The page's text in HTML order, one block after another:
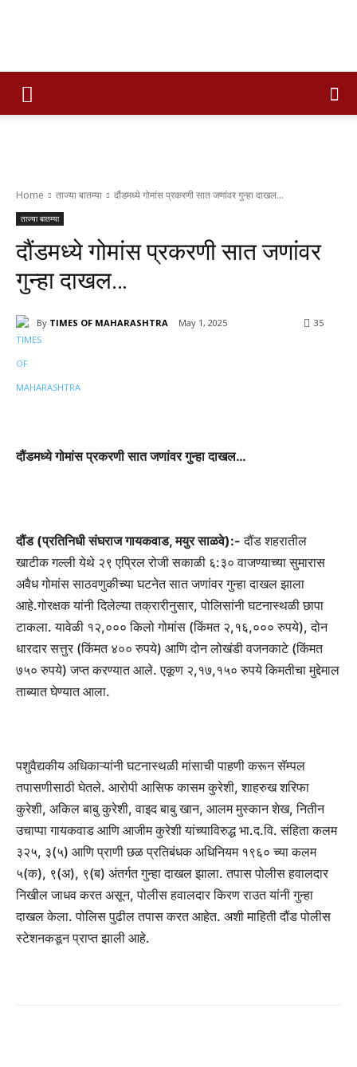
Times
Home ताज्या बातम्या दौंडमध्ये गोमांस प्रकरणी सात जणांवर गुन्हा दाखल...
ताज्या बातम्या
दौंडमध्ये गोमांस प्रकरणी सात जणांवर
गुन्हा दाखल…
By TIMES OF MAHARASHTRA May 1, 2025 35
दौंडमध्ये गोमांस प्रकरणी सात जणांवर गुन्हा दाखल…
दौंड (प्रतिनिधी संघराज गायकवाड, मयुर साळवे):-दौंड शहरातील
खाटीक गल्ली येथे २९ एप्रिल रोजी सकाळी ६:३० वाजण्याच्या सुमारास
अवैध गोमांस साठवणुकीच्या घटनेत सात जणांवर गुन्हा दाखल झाला
आहे.गोरक्षक यांनी दिलेल्या तक्रारीनुसार, पोलिसांनी घटनास्थळी छापा
टाकला. यावेळी १२,००० किलो गोमांस (किंमत २,१६,००० रुपये), दोन
धारदार सत्तुर (किंमत ४०० रुपये) आणि दोन लोखंडी वजनकाटे (किंमत
७५० रुपये) जप्त करण्यात आले. एकूण २,१७,१५० रुपये किमतीचा मुद्देमाल
ताब्यात घेण्यात आला.
पशुवैद्यकीय अधिकाऱ्यांनी घटनास्थळी मांसाची पाहणी करून सॅम्पल
तपासणीसाठी घेतले. आरोपी आसिफ कासम कुरेशी, शाहरुख शरिफा
कुरेशी, अकिल बाबु कुरेशी, वाइद बाबु खान, आलम मुस्कान शेख, नितीन
उचाप्पा गायकवाड आणि आजीम कुरेशी यांच्याविरुद्ध भा.द.वि. संहिता कलम
३२५, ३(५) आणि प्राणी छळ प्रतिबंधक अधिनियम १९६० च्या कलम
५(क), ९(अ), ९(ब) अंतर्गत गुन्हा दाखल झाला. तपास पोलीस हवालदार
निखील जाधव करत असून, पोलीस हवालदार किरण राउत यांनी गुन्हा
दाखल केला. पोलिस पुढील तपास करत आहेत. अशी माहिती दौंड पोलीस
स्टेशनकडून प्राप्त झाली आहे.